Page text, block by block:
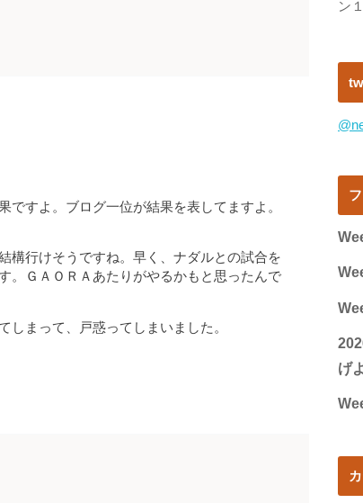
すよ。ブログ一位が結果を表してますよ。
構行けそうですね。早く、ナダルとの試合を
。ＧＡＯＲＡあたりがやるかもと思ったんで
しまって、戸惑ってしまいました。
ン
げ